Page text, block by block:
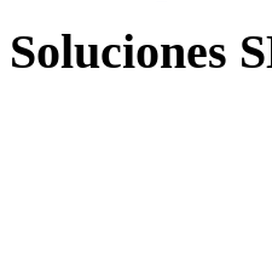
Soluciones